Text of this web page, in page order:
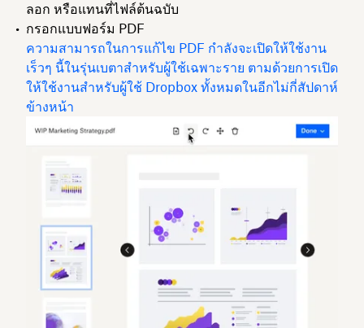
ลอก หรือแทนที่ไฟล์ต้นฉบับ
กรอกแบบฟอร์ม PDF
ความสามารถในการแก้ไข PDF กำลังจะเปิดให้ใช้งาน
เร็วๆ นี้ในรุ่นเบตาสำหรับผู้ใช้เฉพาะราย ตามด้วยการเปิด
ให้ใช้งานสำหรับผู้ใช้ Dropbox ทั้งหมดในอีกไม่กี่สัปดาห์
ข้างหน้า